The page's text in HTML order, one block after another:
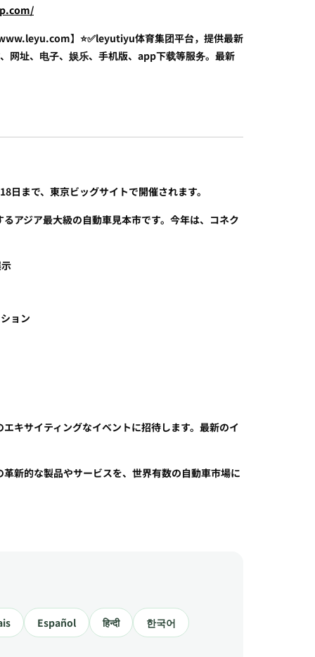
】⭐️✅leyutiyu体育集团平台，提供最新
网址、电子、娱乐、手机版、app下载等服务。最新
まで、東京ビッグサイトで開催されます。
アジア最大級の自動車見本市です。今年は、コネク
ョン
キサイティングなイベントに招待します。最新のイ
新的な製品やサービスを、世界有数の自動車市場に
Español हिन्दी 한국어